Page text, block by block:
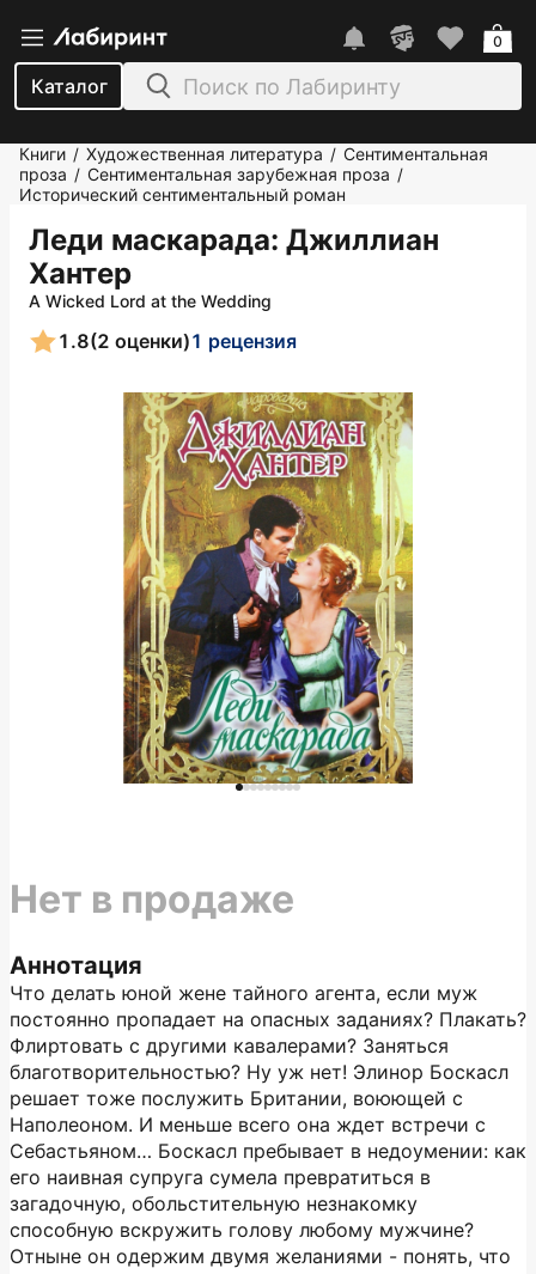
Каталог
0
Книги / Художественная литература / Сентиментальная
проза / Сентиментальная зарубежная проза /
Исторический сентиментальный роман
Леди маскарада: Джиллиан
Хантер
A Wicked Lord at the Wedding
1.8(2 оценки)1 рецензия
Аннотация
Что делать юной жене тайного агента, если муж
постоянно пропадает на опасных заданиях? Плакать?
Флиртовать с другими кавалерами? Заняться
благотворительностью? Ну уж нет! Элинор Боскасл
решает тоже послужить Британии, воюющей с
Наполеоном. И меньше всего она ждет встречи с
Себастьяном… Боскасл пребывает в недоумении: как
его наивная супруга сумела превратиться в
загадочную, обольстительную незнакомку
способную вскружить голову любому мужчине?
Отныне он одержим двумя желаниями - понять, что
Нет в продаже